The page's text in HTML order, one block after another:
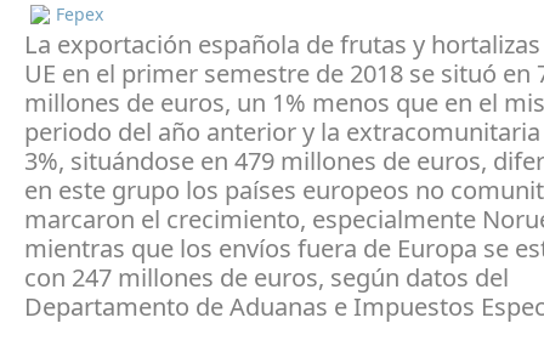
Fepex
La exportación española de frutas y
UE en el primer semestre de 2018 se situó en
millones de euros, un 1% menos que en el
periodo del año anterior y la
3%, situándose en 479 millones de euros,
en este grupo los países europeos no
marcaron el crecimiento, especialmente
mientras que los envíos fuera de Europa se
con 247 millones de euros, según datos del
Departamento de Aduanas e Impuestos